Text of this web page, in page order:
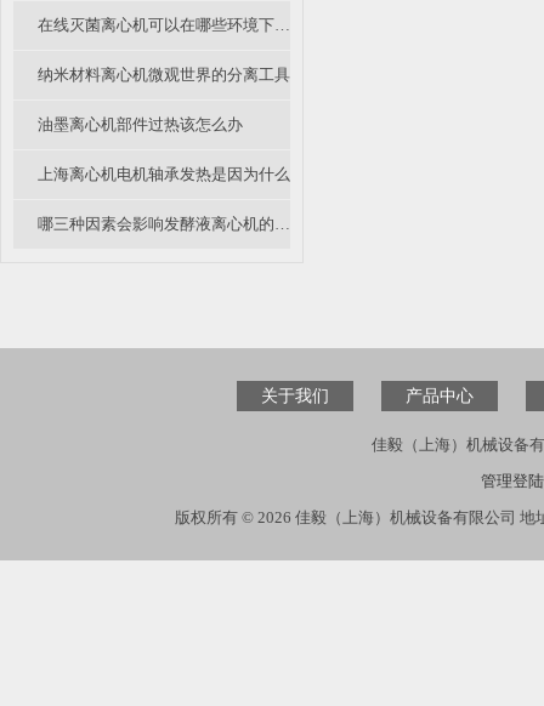
在线灭菌离心机可以在哪些环境下正常使用
纳米材料离心机微观世界的分离工具
油墨离心机部件过热该怎么办
上海离心机电机轴承发热是因为什么
哪三种因素会影响发酵液离心机的分离效果
关于我们 产品中心
佳毅（上海）机械设备
管理登陆
版权所有 © 2026 佳毅（上海）机械设备有限公司